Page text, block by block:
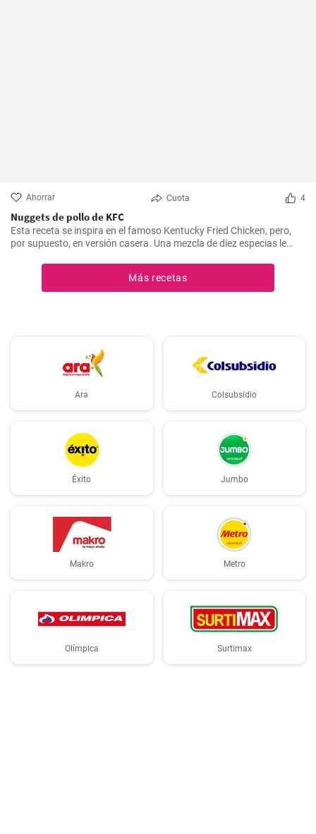
Ahorrar Cuota 4
Nuggets de pollo de KFC
Esta receta se inspira en el famoso Kentucky Fried Chicken, pero,
por supuesto, en versión casera. Una mezcla de diez especias le
Más recetas
Ara Colsubsidio
Éxito Jumbo
Makro Metro
Olímpica Surtimax